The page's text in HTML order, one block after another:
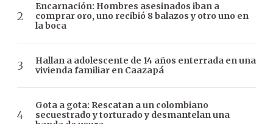
Encarnación: Hombres asesinados iban a
comprar oro, uno recibió 8 balazos y otro uno en
la boca
Hallan a adolescente de 14 años enterrada en una
vivienda familiar en Caazapá
Gota a gota: Rescatan a un colombiano
secuestrado y torturado y desmantelan una